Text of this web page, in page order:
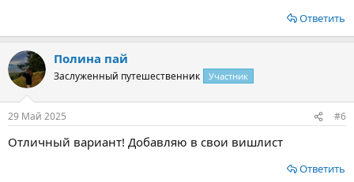
Ответить
Полина пай
Заслуженный путешественник Участник
29 Май 2025 #6
Отличный вариант! Добавляю в свои вишлист
Ответить